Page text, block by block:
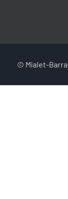
© Mialet-